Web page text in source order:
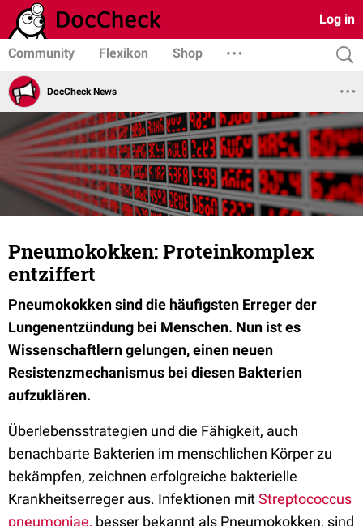
Log in
Community Flexikon Shop
DocCheck News
Pneumokokken: Proteinkomplex
entziffert
Pneumokokken sind die häufigsten Erreger der
Lungenentzündung bei Menschen. Nun ist es
Wissenschaftlern gelungen, einen neuen
Resistenzmechanismus bei diesen Bakterien
aufzuklären.
Überlebensstrategien und die Fähigkeit, auch
benachbarte Bakterien im menschlichen Körper zu
bekämpfen, zeichnen erfolgreiche bakterielle
Krankheitserreger aus. Infektionen mitStreptococcus
pneumoniae, besser bekannt als Pneumokokken, sind